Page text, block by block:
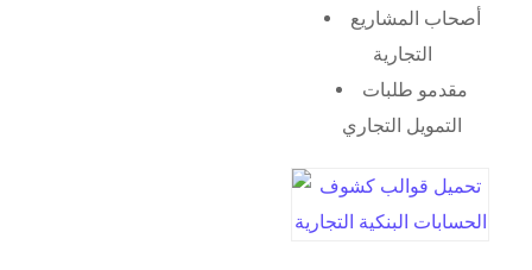
أصحاب المشاريع
التجارية
مقدمو طلبات
التمويل التجاري